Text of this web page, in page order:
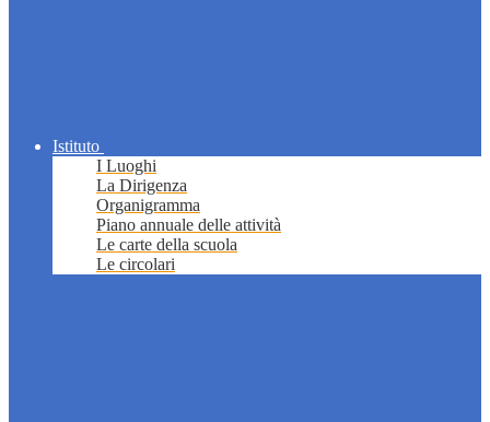
Istituto
I Luoghi
La Dirigenza
Organigramma
Piano annuale delle attività
Le carte della scuola
Le circolari